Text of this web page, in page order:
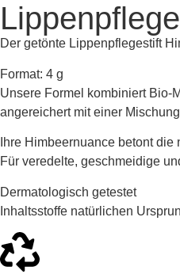
Der getönte Lippenpflegestift
Format: 4 g
Unsere Formel kombiniert Bio-
angereichert mit einer
Ihre Himbeernuance betont
Für veredelte, geschmeidige
Dermatologisch getestet
Inhaltsstoffe natürlichen